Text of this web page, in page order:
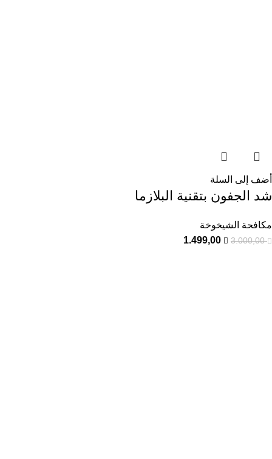
أضف إلى السلة
شد الجفون بتقنية البلازما
مكافحة الشيخوخة
3.000,00
1.499,00